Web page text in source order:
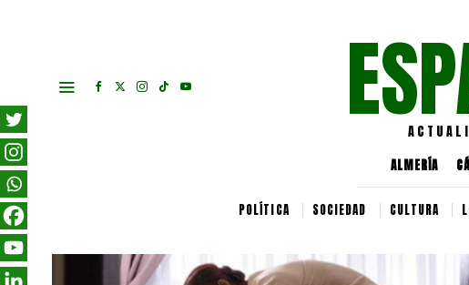
ALMERÍA
POLÍTICA SOCIEDAD CULTURA